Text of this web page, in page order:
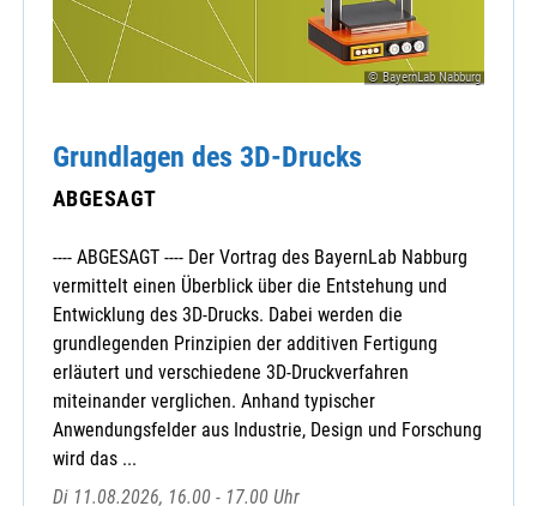
© BayernLab Nabburg
Grundlagen des 3D-Drucks
ABGESAGT
---- ABGESAGT ---- Der Vortrag des BayernLab Nabburg
vermittelt einen Überblick über die Entstehung und
Entwicklung des 3D-Drucks. Dabei werden die
grundlegenden Prinzipien der additiven Fertigung
erläutert und verschiedene 3D-Druckverfahren
miteinander verglichen. Anhand typischer
Anwendungsfelder aus Industrie, Design und Forschung
wird das ...
Di 11.08.2026, 16.00 - 17.00 Uhr